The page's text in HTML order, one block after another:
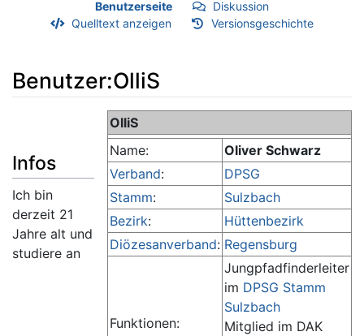
Benutzerseite
Diskussion
Quelltext anzeigen
Versionsgeschichte
Benutzer:OlliS
Navigation
OlliS
Name:
Oliver Schwarz
Verband:
DPSG
Stamm:
Sulzbach
Bezirk:
Hüttenbezirk
Diözesanverband: Regensburg
Funktionen:
Jungpfadfinderleiter
im DPSG Stamm
Sulzbach
Mitglied im DAK
Infos
Ich bin
derzeit 21
Jahre alt und
studiere an